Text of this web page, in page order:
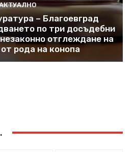
– Благоевград
по три досъдебни
отглеждане на
рода на конопа